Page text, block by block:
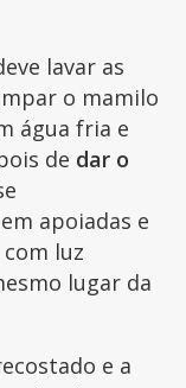
lavar as
o mamilo
água fria e
de dar o
apoiadas e
luz
lugar da
e a